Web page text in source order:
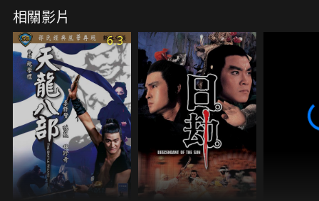
相關影片
6.3